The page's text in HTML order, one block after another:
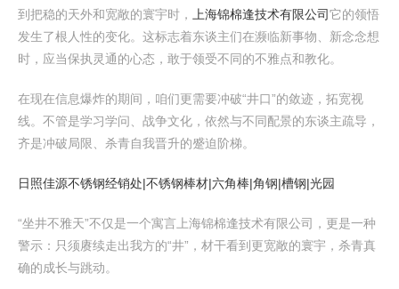
到把稳的天外和宽敞的寰宇时，
上海锦棉逢技术有限公司它的领悟
发生了根人性的变化。这标志着东谈主们在濒临新事物、新念念想
时，应当保执灵通的心态，敢于领受不同的不雅点和教化。
在现在信息爆炸的期间，咱们更需要冲破“井口”的敛迹，拓宽视
线。不管是学习学问、战争文化，依然与不同配景的东谈主疏导，
齐是冲破局限、杀青自我晋升的蹙迫阶梯。
日照佳源不锈钢经销处|不锈钢棒材|六角棒|角钢|槽钢|光园
“坐井不雅天”不仅是一个寓言上海锦棉逢技术有限公司，更是一种
警示：只须赓续走出我方的“井”，材干看到更宽敞的寰宇，杀青真
确的成长与跳动。